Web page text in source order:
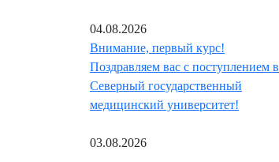
04.08.2026
Внимание, первый курс!
Поздравляем вас с поступлением в
Северный государственный
медицинский университет!
03.08.2026